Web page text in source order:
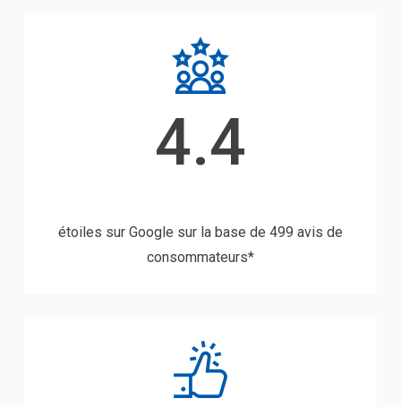
4.4
étoiles sur Google sur la base de 499 avis de
consommateurs*